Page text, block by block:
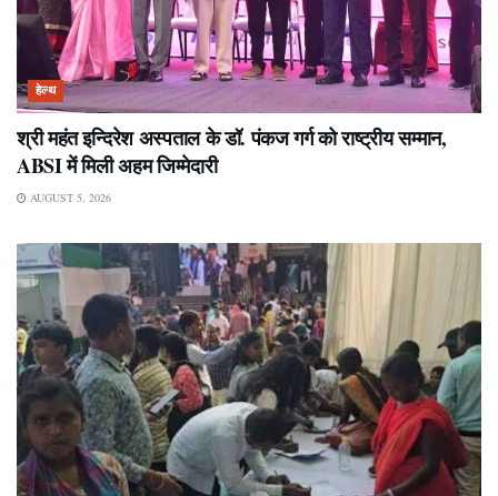
हेल्थ
श्री महंत इन्दिरेश अस्पताल के डॉ. पंकज गर्ग को राष्ट्रीय सम्मान,
ABSI में मिली अहम जिम्मेदारी
AUGUST 5, 2026